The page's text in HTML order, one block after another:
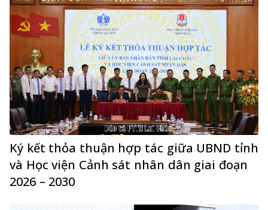
Ký kết thỏa thuận hợp tác giữa UBND tỉnh
và Học viện Cảnh sát nhân dân giai đoạn
2026 – 2030